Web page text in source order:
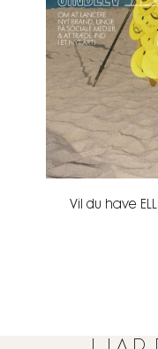
Vil du have